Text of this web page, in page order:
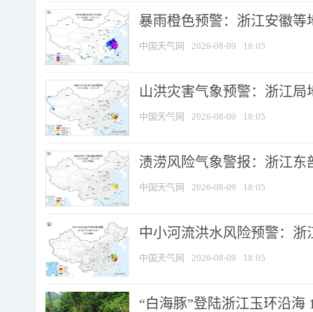
暴雨橙色预警：浙江安徽等
中国天气网 2026-08-09 18:05
山洪灾害气象预警：浙江
中国天气网 2026-08-09 18:05
渍涝风险气象警报：浙江
中国天气网 2026-08-09 18:05
中小河流洪水风险预警：
中国天气网 2026-08-09 18:05
“白海豚”登陆浙江玉环沿海